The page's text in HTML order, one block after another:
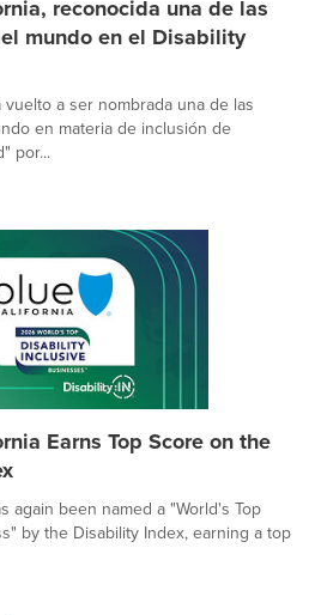
reconocida una de las
mundo en el Disability
a ser nombrada una de las
en materia de inclusión de
por...
Earns Top Score on the
again been named a "World's Top
by the Disability Index, earning a top